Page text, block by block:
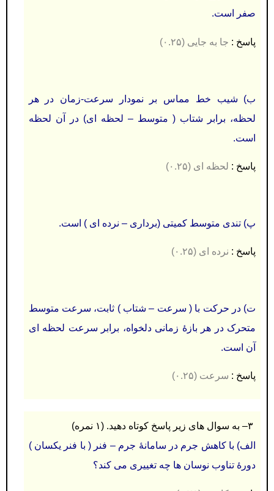
صفر است.
پاسخ : جا به جایی (۰.۲۵)
ب) شيب خط مماس بر نمودار سرعت-زمان در هر
لحظه، برابر شتاب ( متوسط – لحظه ای) در آن لحظه
است.
پاسخ : لحظه ای (۰.۲۵)
پ) تندی متوسط کمیتی (برداری – نرده ای ) است.
پاسخ : نرده ای (۰.۲۵)
ت) در حرکت با ( سرعت – شتاب ) ثابت، سرعت متوسط
متحرک در هر بازۀ زمانی دلخواه، برابر سرعت لحظه ای
آن است.
پاسخ : سرعت (۰.۲۵)
– به سوال های زیر پاسخ کوتاه دهيد. (۱ نمره)
الف) با کاهش جرم در سامانۀ جرم – فنر ( با فنر یکسان )
دورۀ تناوب نوسان ها چه تغییری می کند؟